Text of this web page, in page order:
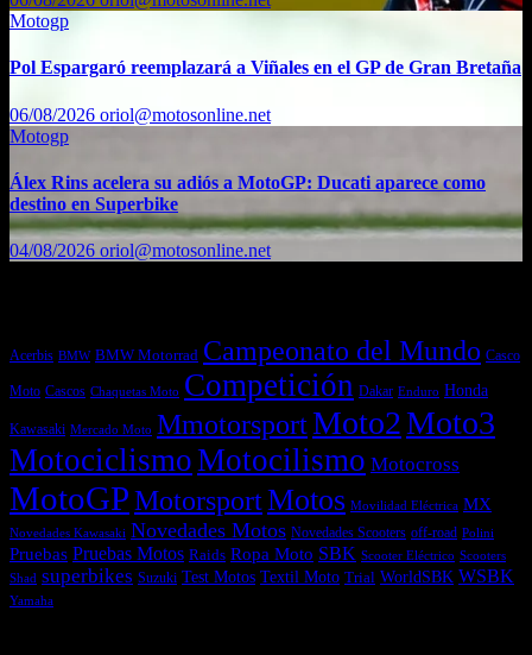
Motogp
Pol Espargaró reemplazará a Viñales en el GP de Gran Bretaña
06/08/2026 oriol@motosonline.net
Motogp
Álex Rins acelera su adiós a MotoGP: Ducati aparece como
destino en Superbike
04/08/2026 oriol@motosonline.net
Acerbis BMW BMW Motorrad Campeonato del Mundo Casco
Moto Cascos Chaquetas Moto Competición Dakar Enduro Honda
Kawasaki Mercado Moto MmotorsportMoto2Moto3
MotociclismoMotocilismo Motocross
MotoGPMotorsportMotos Movilidad Eléctrica MX
Novedades Kawasaki Novedades Motos Novedades Scooters off-road Polini
Pruebas Pruebas Motos Raids Ropa Moto SBK Scooter Eléctrico Scooters
Shad superbikes Suzuki Test Motos Textil Moto Trial WorldSBK WSBK
Yamaha